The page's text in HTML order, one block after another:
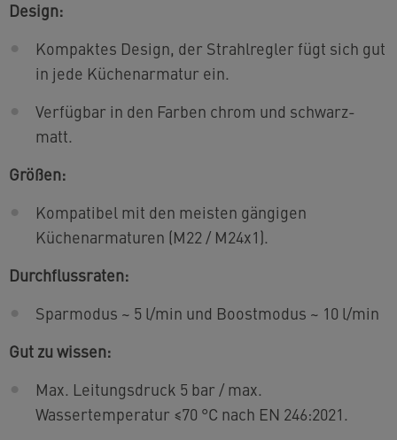
Design:
Kompaktes Design, der Strahlregler fügt sich gut
in jede Küchenarmatur ein.
Verfügbar in den Farben chrom und schwarz-
matt.
Größen:
Kompatibel mit den meisten gängigen
Küchenarmaturen (M22 / M24x1).
Durchflussraten:
Sparmodus ~ 5 l/min und Boostmodus ~ 10 l/min
Gut zu wissen:
Max. Leitungsdruck 5 bar / max.
Wassertemperatur ≤70 °C nach EN 246:2021.